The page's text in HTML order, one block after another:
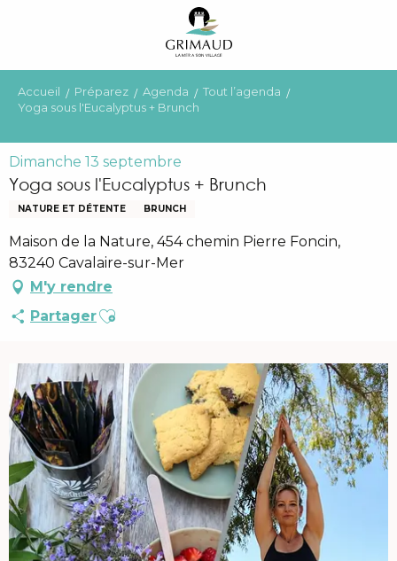
principal
Accueil Préparez Agenda
Tout l’agenda
Yoga sous l'Eucalyptus + Brunch
Dimanche 13 septembre
Yoga sous l'Eucalyptus + Brunch
NATURE ET DÉTENTE BRUNCH
Maison de la Nature, 454 chemin Pierre Foncin,
83240 Cavalaire-sur-Mer
M'y rendre
PartagerAjouter aux favoris